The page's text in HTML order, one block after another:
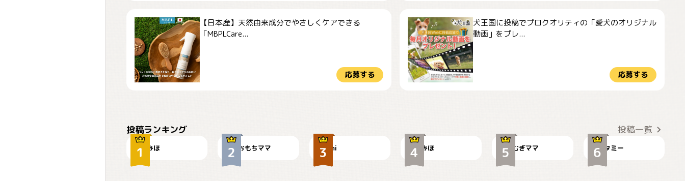
【日本産】天然由来成分でやさしくケアできる
「MBPLCare...
応募する
犬王国に投稿でプロクオリティの「愛犬のオリジナル
動画」をプレ...
応募する
投稿ランキング 投稿一覧
みほ おもちママ mi みほ むぎママ タミー